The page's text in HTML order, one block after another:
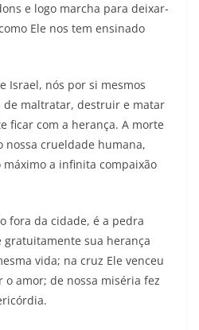
e logo marcha para deixar-
Ele nos tem ensinado
Israel, nós por si mesmos
de maltratar, destruir e matar
ficar com a herança. A morte
nossa crueldade humana,
a infinita compaixão
fora da cidade, é a pedra
sua herança
vida; na cruz Ele venceu
o amor; de nossa miséria fez